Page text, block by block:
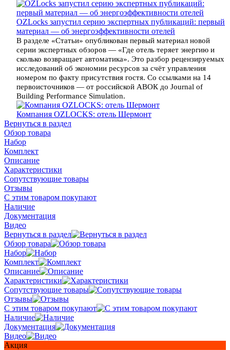
OZLocks запустил серию экспертных публикаций: первый
материал — об энергоэффективности отелей
В разделе «Статьи» опубликован первый материал новой
серии экспертных обзоров — «Где отель теряет энергию и
сколько возвращает автоматика». Это разбор рецензируемых
исследований об экономии ресурсов за счёт управления
номером по факту присутствия гостя. Со ссылками на 14
первоисточников — от российской АВОК до Journal of
Building Performance Simulation.
Компания OZLOCKS: отель Шермонт
Вернуться в раздел
Обзор товара
Набор
Комплект
Описание
Характеристики
Сопутствующие товары
Отзывы
С этим товаром покупают
Наличие
Документация
Видео
Вернуться в раздел
Обзор товара
Набор
Комплект
Описание
Характеристики
Сопутствующие товары
Отзывы
С этим товаром покупают
Наличие
Документация
Видео
Акция